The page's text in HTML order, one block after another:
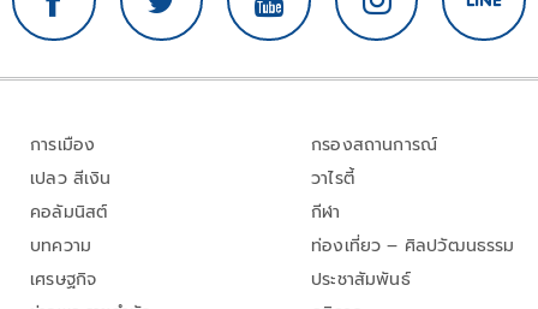
การเมือง
เปลว สีเงิน
คอลัมนิสต์
บทความ
เศรษฐกิจ
กรองสถานการณ์
วาไรตี้
กีฬา
ท่องเที่ยว – ศิลปวัฒนธรรม
ประชาสัมพันธ์